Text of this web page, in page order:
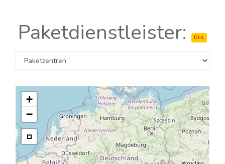
Paketdienstleister: DHL
+
−